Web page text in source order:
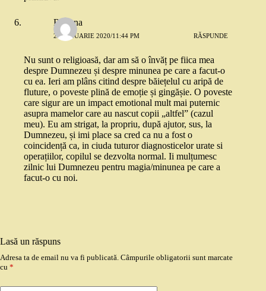
Roxana
24 IANUARIE 2020/11:44 PM RĂSPUNDE
Nu sunt o religioasă, dar am să o învăț pe fiica mea
despre Dumnezeu și despre minunea pe care a facut-o
cu ea. Ieri am plâns citind despre băiețelul cu aripă de
fluture, o poveste plină de emoție și gingășie. O poveste
care sigur are un impact emotional mult mai puternic
asupra mamelor care au nascut copii „altfel” (cazul
meu). Eu am strigat, la propriu, după ajutor, sus, la
Dumnezeu, și imi place sa cred ca nu a fost o
coincidență ca, in ciuda tuturor diagnosticelor urate si
operațiilor, copilul se dezvolta normal. Ii mulțumesc
zilnic lui Dumnezeu pentru magia/minunea pe care a
facut-o cu noi.
Lasă un răspuns
Adresa ta de email nu va fi publicată. Câmpurile obligatorii sunt marcate
cu *